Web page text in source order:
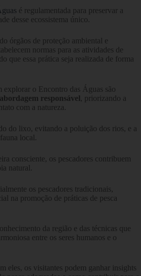
é regulamentada para preservar a
desse ecossistema único.
órgãos de proteção ambiental e
normas para as atividades de
que essa prática seja realizada de forma
explorar o Encontro das Águas são
abordagem responsável , priorizando a
com a natureza.
do lixo, evitando a poluição dos rios, e a
local.
consciente, os pescadores contribuem
natural.
os pescadores tradicionais,
na promoção de práticas de pesca
da região e das técnicas que
entre os seres humanos e o
eles, os visitantes podem ganhar insights